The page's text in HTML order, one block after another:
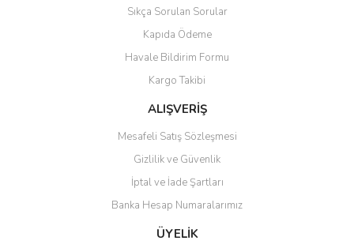
Ürün bilgilerinde hatalar bulunuyor.
Ürün fiyatı diğer sitelerden daha pahalı.
Bu ürüne benzer farklı alternatifler olmalı.
Gönder
Sıkça Sorulan Sorular
Kapıda Ödeme
Havale Bildirim Formu
Kargo Takibi
ALIŞVERİŞ
Mesafeli Satış Sözleşmesi
Gizlilik ve Güvenlik
İptal ve İade Şartları
Banka Hesap Numaralarımız
ÜYELİK